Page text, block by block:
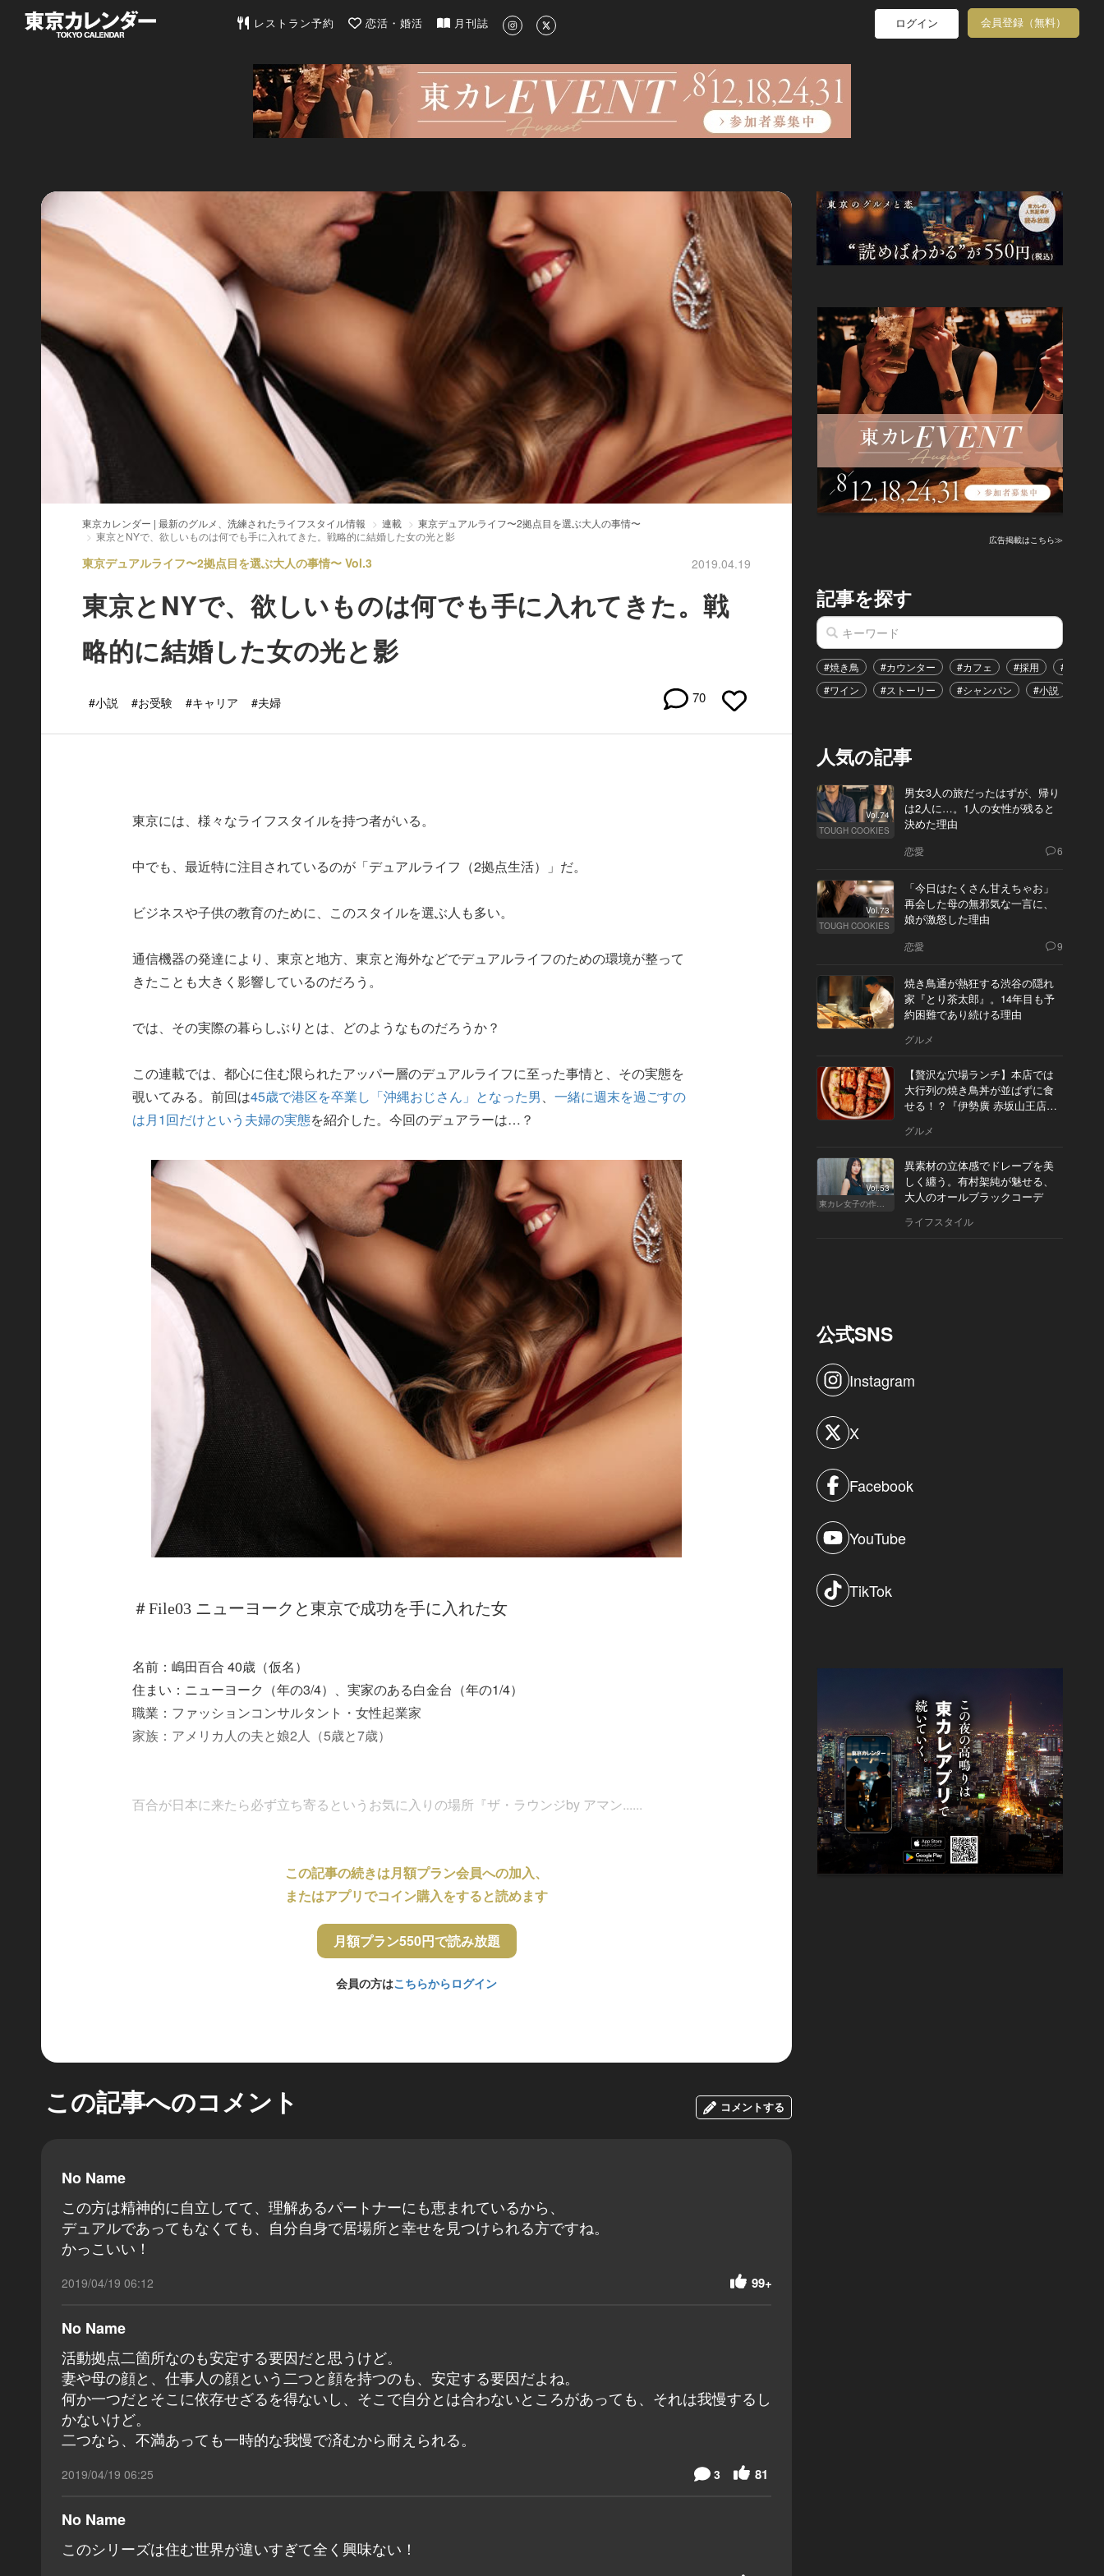
東京カレンダー | 最新のグルメ、洗練されたライフスタイル情報
レストラン予約 恋活・婚活 月刊誌 ログイン 会員登録（無料）
東京カレンダー | 最新のグルメ、洗練されたライフスタイル情報 連載
東京デュアルライフ〜2拠点目を選ぶ大人の事情〜
東京とNYで、欲しいものは何でも手に入れてきた。戦略的に結婚した女の光と影
東京デュアルライフ〜2拠点目を選ぶ大人の事情〜 Vol.3 2019.04.19
東京とNYで、欲しいものは何でも手に入れてきた。戦
略的に結婚した女の光と影
#小説 #お受験 #キャリア #夫婦 70
東京には、様々なライフスタイルを持つ者がいる。
中でも、最近特に注目されているのが「デュアルライフ（2拠点生活）」だ。
ビジネスや子供の教育のために、このスタイルを選ぶ人も多い。
通信機器の発達により、東京と地方、東京と海外などでデュアルライフのための環境が整って
きたことも大きく影響しているのだろう。
では、その実際の暮らしぶりとは、どのようなものだろうか？
この連載では、都心に住む限られたアッパー層のデュアルライフに至った事情と、その実態を
覗いてみる。前回は45歳で港区を卒業し「沖縄おじさん」となった男、一緒に週末を過ごすの
は月1回だけという夫婦の実態を紹介した。今回のデュアラーは…？
＃File03 ニューヨークと東京で成功を手に入れた女
名前：嶋田百合 40歳（仮名）
住まい：ニューヨーク（年の3/4）、実家のある白金台（年の1/4）
職業：ファッションコンサルタント・女性起業家
家族：アメリカ人の夫と娘2人（5歳と7歳）
百合が日本に来たら必ず立ち寄るというお気に入りの場所『ザ・ラウンジby アマン......
この記事の続きは月額プラン会員への加入、
またはアプリでコイン購入をすると読めます
月額プラン550円で読み放題
会員の方はこちらからログイン
この記事へのコメント コメントする
No Name
この方は精神的に自立してて、理解あるパートナーにも恵まれているから、
デュアルであってもなくても、自分自身で居場所と幸せを見つけられる方ですね。
かっこいい！
2019/04/19 06:12 99+
No Name
活動拠点二箇所なのも安定する要因だと思うけど。
妻や母の顔と、仕事人の顔という二つと顔を持つのも、安定する要因だよね。
何か一つだとそこに依存せざるを得ないし、そこで自分とは合わないところがあっても、それは我慢するし
かないけど。
二つなら、不満あっても一時的な我慢で済むから耐えられる。
2019/04/19 06:25 81
3
No Name
このシリーズは住む世界が違いすぎて全く興味ない！
広告掲載はこちら≫
記事を探す
#焼き鳥 #カウンター #カフェ #採用
#恋愛
#ワイン
#ストーリー #シャンパン #小説
人気の記事
Vol.74
TOUGH COOKIES
男女3人の旅だったはずが、帰り
は2人に…。1人の女性が残ると
決めた理由
恋愛 6
Vol.73
TOUGH COOKIES
「今日はたくさん甘えちゃお」
再会した母の無邪気な一言に、
娘が激怒した理由
恋愛 9
焼き鳥通が熱狂する渋谷の隠れ
家『とり茶太郎』。14年目も予
約困難であり続ける理由
グルメ
【贅沢な穴場ランチ】本店では
大行列の焼き鳥丼が並ばずに食
せる！？『伊勢廣 赤坂山王店』
グルメ
Vol.53
東カレ女子の作り方
異素材の立体感でドレープを美
しく纏う。有村架純が魅せる、
大人のオールブラックコーデ
ライフスタイル
公式SNS
Instagram
X
Facebook
YouTube
TikTok